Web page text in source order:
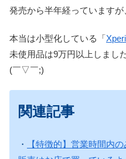
発売から半年経っていますが
本当は小型化している「
未使用品は9万円以上しまし
(￣▽￣;)
関連記事
・
【特徴的】営業時間内